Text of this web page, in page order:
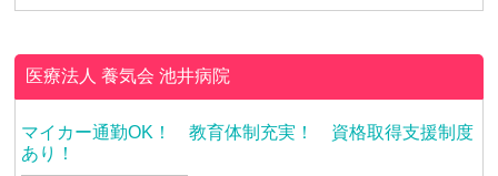
医療法人 養気会池井病院
マイカー通勤OK！ 教育体制充実！ 資格取得支援制度
あり！